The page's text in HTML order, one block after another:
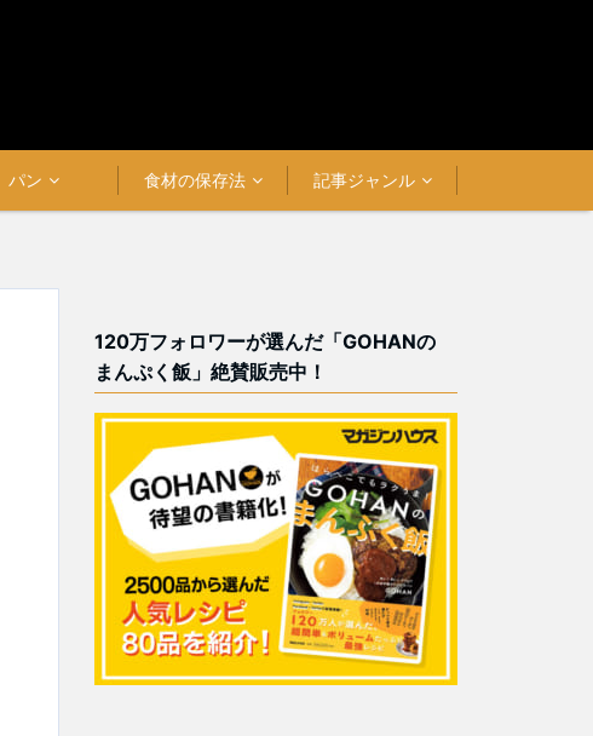
パン 食材の保存法 記事ジャンル
120万フォロワーが選んだ「GOHANの
まんぷく飯」絶賛販売中！